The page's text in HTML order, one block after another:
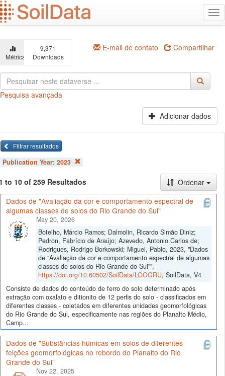
Ir
para
o
principal
Métricas
9,371
Downloads
E-mail de contato Compartilhar
Pesquisa avançada
Adicionar dados
Filtrar resultados
Publication Year: 2023
to 10 of 259 Resultados
Ordenar
Dados de "Avaliação da cor e comportamento espectral de
algumas classes de solos do Rio Grande do Sul"
May 20, 2026
Botelho, Márcio Ramos; Dalmolin, Ricardo Simão Diniz;
Pedron, Fabrício de Araújo; Azevedo, Antonio Carlos de;
Rodrigues, Rodrigo Borkowski; Miguel, Pablo, 2023, "Dados
de "Avaliação da cor e comportamento espectral de algumas
classes de solos do Rio Grande do Sul"",
https://doi.org/10.60502/SoilData/LOOGRU, SoilData, V4
Consiste de dados do conteúdo de ferro do solo determinado após
extração com oxalato e ditionito de 12 perfis do solo - classificados em
diferentes classes - coletados em diferentes unidades geomorfológicas
do Rio Grande do Sul, especificamente nas regiões do Planalto Médio,
Camp...
Dados de "Substâncias húmicas em solos de diferentes
feições geomorfológicas no rebordo do Planalto do Rio
Grande do Sul"
Nov 22, 2025